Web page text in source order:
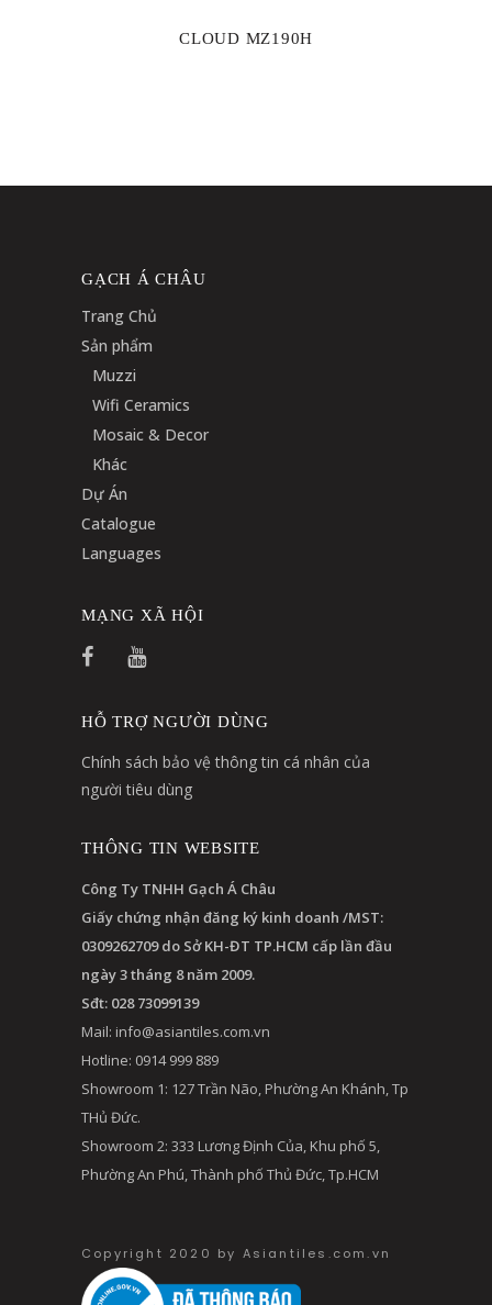
CLOUD MZ190H
GẠCH Á CHÂU
Trang Chủ
Sản phẩm
Muzzi
Wifi Ceramics
Mosaic & Decor
Khác
Dự Án
Catalogue
Languages
MẠNG XÃ HỘI
HỖ TRỢ NGƯỜI DÙNG
Chính sách bảo vệ thông tin cá nhân của
người tiêu dùng
THÔNG TIN WEBSITE
Công Ty TNHH Gạch Á Châu
Giấy chứng nhận đăng ký kinh doanh /MST:
0309262709 do Sở KH-ĐT TP.HCM cấp lần đầu
ngày 3 tháng 8 năm 2009.
Sđt: 028 73099139
Mail: info@asiantiles.com.vn
Hotline: 0914 999 889
Showroom 1: 127 Trần Não, Phường An Khánh, Tp
THủ Đức.
Showroom 2: 333 Lương Định Của, Khu phố 5,
Phường An Phú, Thành phố Thủ Đức, Tp.HCM
Copyright 2020 by Asiantiles.com.vn